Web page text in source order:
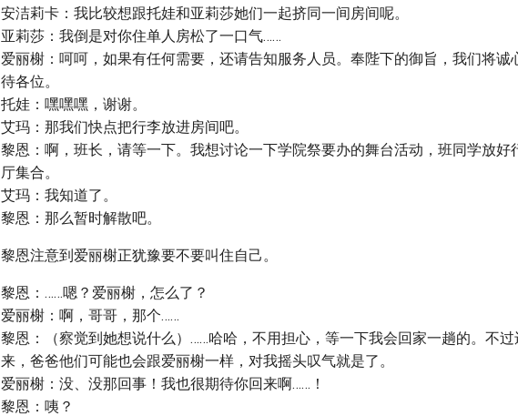
安洁莉卡：我比较想跟托娃和亚莉莎她们一起挤同一间房间呢。
亚莉莎：我倒是对你住单人房松了一口气……
爱丽榭：呵呵，如果有任何需要，还请告知服务人员。奉陛下的御旨，我们将诚
待各位。
托娃：嘿嘿嘿，谢谢。
艾玛：那我们快点把行李放进房间吧。
黎恩：啊，班长，请等一下。我想讨论一下学院祭要办的舞台活动，班同学放好
厅集合。
艾玛：我知道了。
黎恩：那么暂时解散吧。
黎恩注意到爱丽榭正犹豫要不要叫住自己。
黎恩：……嗯？爱丽榭，怎么了？
爱丽榭：啊，哥哥，那个……
黎恩：（察觉到她想说什么）……哈哈，不用担心，等一下我会回家一趟的。不过
来，爸爸他们可能也会跟爱丽榭一样，对我摇头叹气就是了。
爱丽榭：没、没那回事！我也很期待你回来啊……！
黎恩：咦？